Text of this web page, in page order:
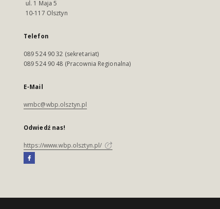
ul. 1 Maja 5
10-117 Olsztyn
Telefon
089 524 90 32 (sekretariat)
089 524 90 48 (Pracownia Regionalna)
E-Mail
wmbc@wbp.olsztyn.pl
Odwiedź nas!
https://www.wbp.olsztyn.pl/